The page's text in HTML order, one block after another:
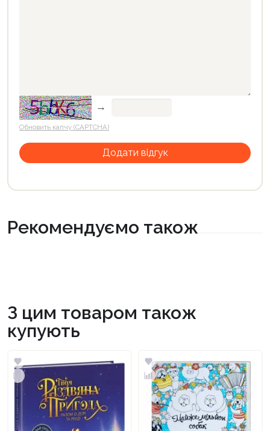
→
Обновить капчу (CAPTCHA)
Рекомендуємо також
З цим товаром також
купують